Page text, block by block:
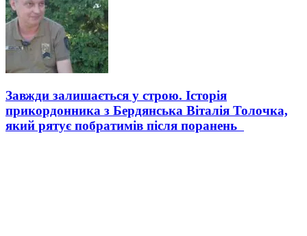
Завжди залишається у строю. Історія
прикордонника з Бердянська Віталія Толочка,
який рятує побратимів після поранень